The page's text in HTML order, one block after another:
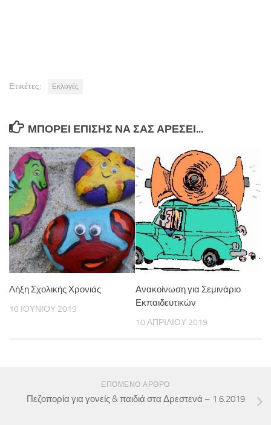
Ετικέτες: Εκλογές
ΜΠΟΡΕΊ ΕΠΊΣΗΣ ΝΑ ΣΑΣ ΑΡΈΣΕΙ...
Λήξη Σχολικής Χρονιάς
10 ΙΟΥΝΊΟΥ 2019
Ανακοίνωση για Σεμινάριο
Εκπαιδευτικών
10 ΑΠΡΙΛΊΟΥ 2019
ΕΠΌΜΕΝΟ ΆΡΘΡΟ
Πεζοπορία για γονείς & παιδιά στα Δρεστενά – 1.6.2019